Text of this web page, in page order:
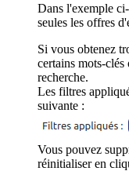
Dans l'exemple
seules les offres
Si vous obtenez
certains mots-
recherche.
Les filtres
suivante :
Vous pouvez
réinitialiser en